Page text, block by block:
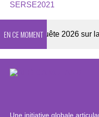
SERSE2021
EN CE MOMENT
Enquête 2026 sur la
Une initiative globale